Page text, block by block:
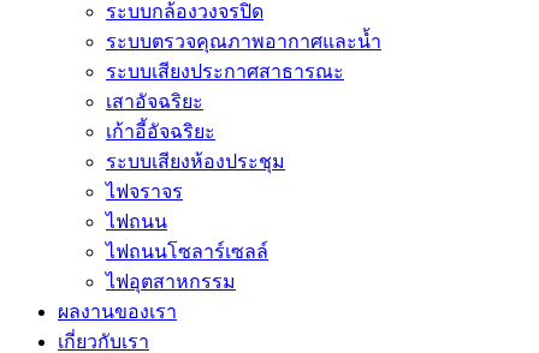
ระบบกล้องวงจรปิด
ระบบตรวจคุณภาพอากาศและน้ำ
ระบบเสียงประกาศสาธารณะ
เสาอัจฉริยะ
เก้าอี้อัจฉริยะ
ระบบเสียงห้องประชุม
ไฟจราจร
ไฟถนน
ไฟถนนโซลาร์เซลล์
ไฟอุตสาหกรรม
ผลงานของเรา
เกี่ยวกับเรา